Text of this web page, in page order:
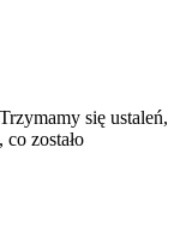
się ustaleń,
zostało